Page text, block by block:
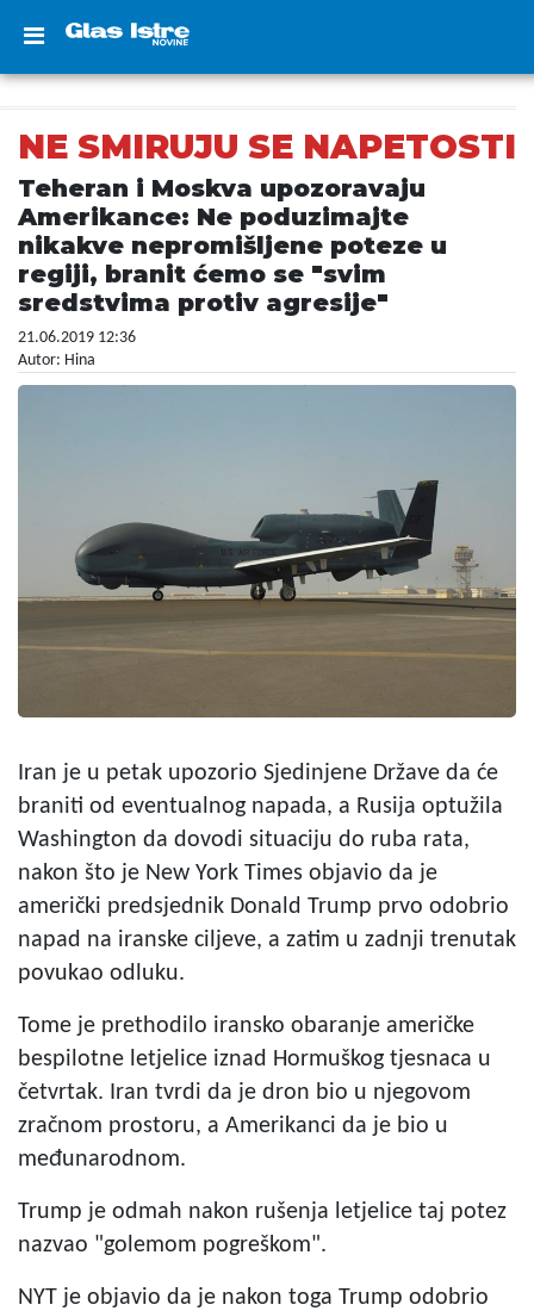
NE SMIRUJU SE NAPETOSTI
Teheran i Moskva upozoravaju
Amerikance: Ne poduzimajte
nikakve nepromišljene poteze u
regiji, branit ćemo se "svim
sredstvima protiv agresije"
21.06.2019 12:36
Autor: Hina
Iran je u petak upozorio Sjedinjene Države da će
braniti od eventualnog napada, a Rusija optužila
Washington da dovodi situaciju do ruba rata,
nakon što je New York Times objavio da je
američki predsjednik Donald Trump prvo odobrio
napad na iranske ciljeve, a zatim u zadnji trenutak
povukao odluku.
Tome je prethodilo iransko obaranje američke
bespilotne letjelice iznad Hormuškog tjesnaca u
četvrtak. Iran tvrdi da je dron bio u njegovom
zračnom prostoru, a Amerikanci da je bio u
međunarodnom.
Trump je odmah nakon rušenja letjelice taj potez
nazvao "golemom pogreškom".
NYT je objavio da je nakon toga Trump odobrio